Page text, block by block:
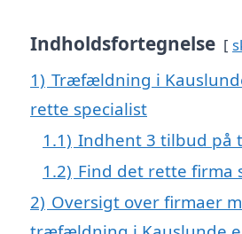
Indholdsfortegnelse
1) Træfældning i
rette specialist
1.1) Indhent 3 tilbud
1.2) Find det rette firma
2) Oversigt over firmaer